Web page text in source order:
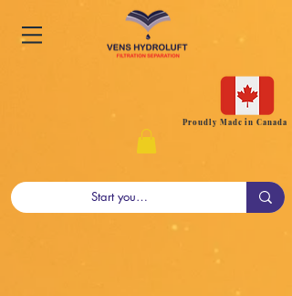
Proudly Made in Canada